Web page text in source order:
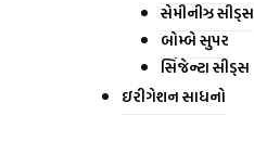
સેમીનીઝ સીડ્સ
બોમ્બે સુપર
સિંજેન્ટા સીડ્સ
ઇરીગેશન સાધનો